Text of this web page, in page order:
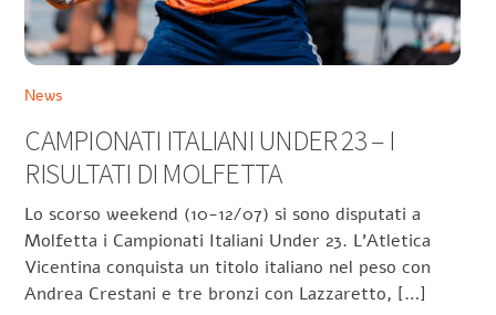
News
CAMPIONATI ITALIANI UNDER 23 – I
RISULTATI DI MOLFETTA
Lo scorso weekend (10-12/07) si sono disputati a
Molfetta i Campionati Italiani Under 23. L’Atletica
Vicentina conquista un titolo italiano nel peso con
Andrea Crestani e tre bronzi con Lazzaretto, […]